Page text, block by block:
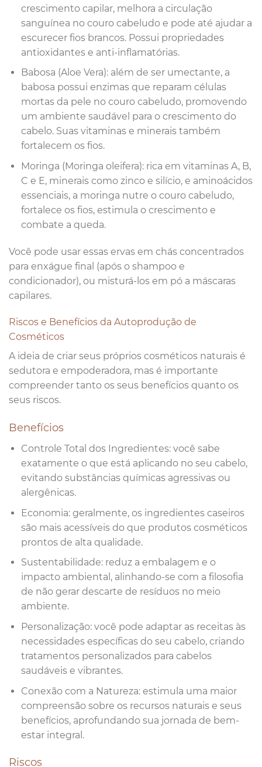
crescimento capilar, melhora a circulação
sanguínea no couro cabeludo e pode até ajudar a
escurecer fios brancos. Possui propriedades
antioxidantes e anti-inflamatórias.
Babosa (Aloe Vera): além de ser umectante, a
babosa possui enzimas que reparam células
mortas da pele no couro cabeludo, promovendo
um ambiente saudável para o crescimento do
cabelo. Suas vitaminas e minerais também
fortalecem os fios.
Moringa (Moringa oleifera): rica em vitaminas A, B,
C e E, minerais como zinco e silício, e aminoácidos
essenciais, a moringa nutre o couro cabeludo,
fortalece os fios, estimula o crescimento e
combate a queda.
Você pode usar essas ervas em chás concentrados
para enxágue final (após o shampoo e
condicionador), ou misturá-los em pó a máscaras
capilares.
Riscos e Benefícios da Autoprodução de
Cosméticos
A ideia de criar seus próprios cosméticos naturais é
sedutora e empoderadora, mas é importante
compreender tanto os seus benefícios quanto os
seus riscos.
Benefícios
Controle Total dos Ingredientes: você sabe
exatamente o que está aplicando no seu cabelo,
evitando substâncias químicas agressivas ou
alergênicas.
Economia: geralmente, os ingredientes caseiros
são mais acessíveis do que produtos cosméticos
prontos de alta qualidade.
Sustentabilidade: reduz a embalagem e o
impacto ambiental, alinhando-se com a filosofia
de não gerar descarte de resíduos no meio
ambiente.
Personalização: você pode adaptar as receitas às
necessidades específicas do seu cabelo, criando
tratamentos personalizados para cabelos
saudáveis e vibrantes.
Conexão com a Natureza: estimula uma maior
compreensão sobre os recursos naturais e seus
benefícios, aprofundando sua jornada de bem-
estar integral.
Riscos